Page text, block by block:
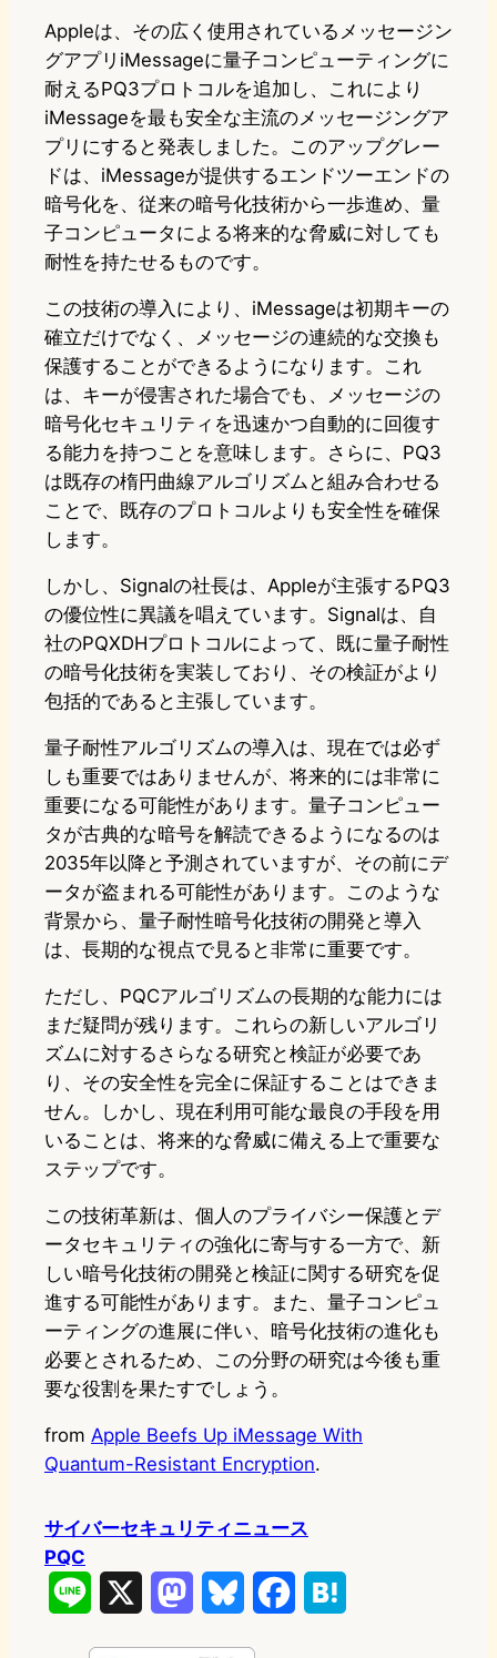
Appleは、その広く使用されているメッセージン
グアプリiMessageに量子コンピューティングに
耐えるPQ3プロトコルを追加し、これにより
iMessageを最も安全な主流のメッセージングア
プリにすると発表しました。このアップグレー
ドは、iMessageが提供するエンドツーエンドの
暗号化を、従来の暗号化技術から一歩進め、量
子コンピュータによる将来的な脅威に対しても
耐性を持たせるものです。
この技術の導入により、iMessageは初期キーの
確立だけでなく、メッセージの連続的な交換も
保護することができるようになります。これ
は、キーが侵害された場合でも、メッセージの
暗号化セキュリティを迅速かつ自動的に回復す
る能力を持つことを意味します。さらに、PQ3
は既存の楕円曲線アルゴリズムと組み合わせる
ことで、既存のプロトコルよりも安全性を確保
します。
しかし、Signalの社長は、Appleが主張するPQ3
の優位性に異議を唱えています。Signalは、自
社のPQXDHプロトコルによって、既に量子耐性
の暗号化技術を実装しており、その検証がより
包括的であると主張しています。
量子耐性アルゴリズムの導入は、現在では必ず
しも重要ではありませんが、将来的には非常に
重要になる可能性があります。量子コンピュー
タが古典的な暗号を解読できるようになるのは
2035年以降と予測されていますが、その前にデ
ータが盗まれる可能性があります。このような
背景から、量子耐性暗号化技術の開発と導入
は、長期的な視点で見ると非常に重要です。
ただし、PQCアルゴリズムの長期的な能力には
まだ疑問が残ります。これらの新しいアルゴリ
ズムに対するさらなる研究と検証が必要であ
り、その安全性を完全に保証することはできま
せん。しかし、現在利用可能な最良の手段を用
いることは、将来的な脅威に備える上で重要な
ステップです。
この技術革新は、個人のプライバシー保護とデ
ータセキュリティの強化に寄与する一方で、新
しい暗号化技術の開発と検証に関する研究を促
進する可能性があります。また、量子コンピュ
ーティングの進展に伴い、暗号化技術の進化も
必要とされるため、この分野の研究は今後も重
要な役割を果たすでしょう。
from Apple Beefs Up iMessage With
Quantum-Resistant Encryption.
サイバーセキュリティニュース
PQC